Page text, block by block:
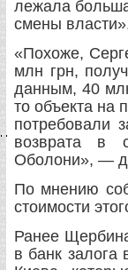
лежала
смены
«Похоже,
млн грн,
данным, 40
то объекта на
потребовали
возврата в
Оболони», —
По мнению
стоимости
Ранее
в банк залога